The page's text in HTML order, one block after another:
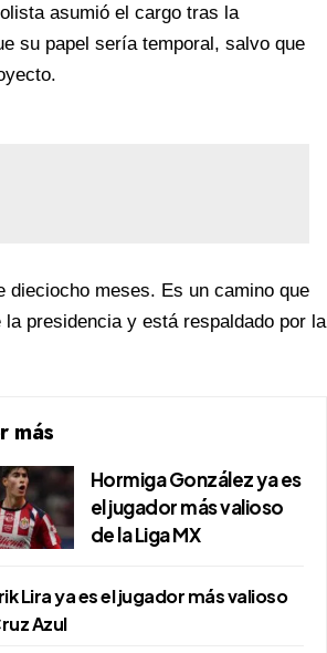
asumió el cargo tras la
su papel sería temporal, salvo que
dieciocho meses. Es un camino que
presidencia y está respaldado por la
más
Hormiga González ya es
el jugador más valioso
de la Liga MX
Lira ya es el jugador más valioso
Azul